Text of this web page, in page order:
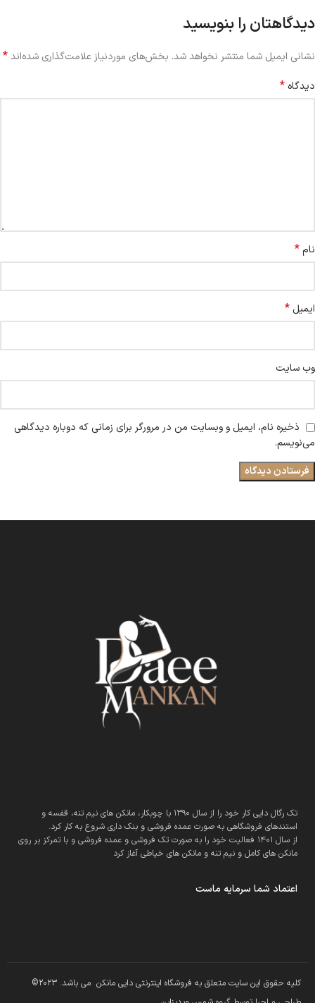
دیدگاهتان را بنویسید
نشانی ایمیل شما منتشر نخواهد شد. بخش‌های موردنیاز علامت‌گذاری شده‌اند*
دیدگاه *
نام*
ایمیل *
وب‌ سایت
ذخیره نام، ایمیل و وبسایت من در مرورگر برای زمانی که دوباره دیدگاهی
می‌نویسم.
تک رگال دایی کار خود را از سال 1390 با چوبکار، مانکن های نیم تنه، قفسه و
استندهای فروشگاهی به صورت عمده فروشی و بنک داری شروع به کار کرد.
از سال 1401 فعالیت خود را به صورت تک فروشی و عمده فروشی و با تمرکز بر روی
مانکن های کامل و نیم تنه و مانکن های خیاطی آغاز کرد
اعتماد شما سرمایه ماست
کلیه حقوق این سایت متعلق به فروشگاه اینترنتی دایی مانکن می باشد. 2023©